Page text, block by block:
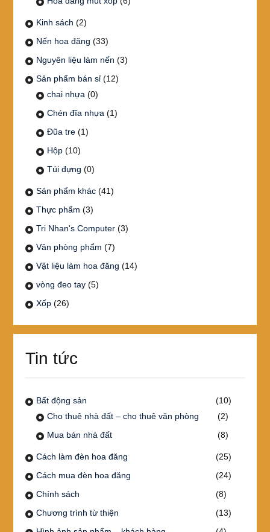
Kinh sách (2)
Nến hoa đăng (33)
Nguyên liệu làm nến (3)
Sản phẩm bán sỉ (12)
chai nhựa (0)
Chén đĩa nhựa (1)
Đũa tre (1)
Hộp (10)
Túi đựng (0)
Sản phẩm khác (41)
Thực phẩm (3)
Tri Nhan's Computer (3)
Văn phòng phẩm (7)
Vật liệu làm hoa đăng (14)
vòng đeo tay (5)
Xốp (26)
Tin tức
Bất động sản
(10)
Cho thuê nhà đất – cho thuê văn phòng
(2)
Mua bán nhà đất
(8)
Cách làm đèn hoa đăng
(25)
Cách mua đèn hoa đăng
(24)
Chính sách
(8)
Chương trình từ thiện
(13)